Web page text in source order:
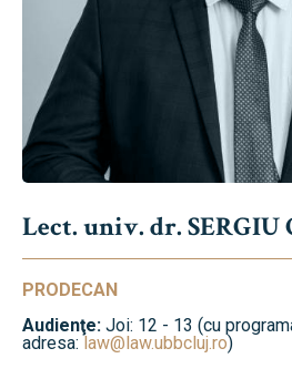
Lect. univ. dr. SERGIU
PRODECAN
Audienţe: Joi: 12 - 13 (cu
adresa:law@law.ubbcluj.ro)